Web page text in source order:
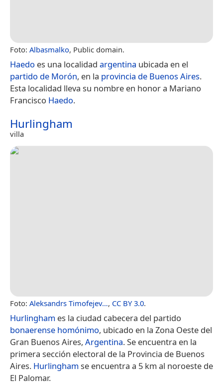
Foto: Albasmalko, Public domain.
Haedo es una localidad argentina ubicada en el
partido de Morón, en la provincia de Buenos Aires.
Esta localidad lleva su nombre en honor a Mariano
Francisco Haedo.
Hurlingham
villa
Foto: Aleksandrs Timofejev…, CC BY 3.0.
Hurlingham es la ciudad cabecera del partido
bonaerense homónimo, ubicado en la Zona Oeste del
Gran Buenos Aires, Argentina. Se encuentra en la
primera sección electoral de la Provincia de Buenos
Aires. Hurlingham se encuentra a 5 km al noroeste de
El Palomar.